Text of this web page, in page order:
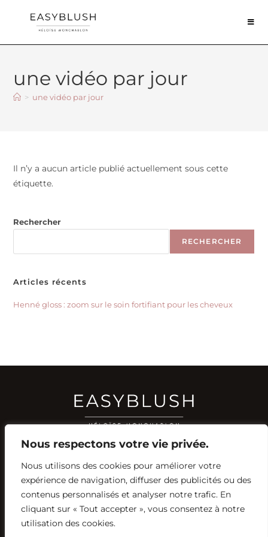
Nous respectons votre vie privée.
Nous utilisons des cookies pour améliorer votre
expérience de navigation, diffuser des publicités ou des
contenus personnalisés et analyser notre trafic. En
cliquant sur « Tout accepter », vous consentez à notre
utilisation des cookies.
une vidéo par jour
> une vidéo par jour
Il n’y a aucun article publié actuellement sous cette
étiquette.
Rechercher
RECHERCHER
Articles récents
Henné gloss : zoom sur le soin fortifiant pour les cheveux
RÉSEAUX SOCIAUX
YOUTUBE
INSTAGRAM
FACEBOOK
PINTEREST